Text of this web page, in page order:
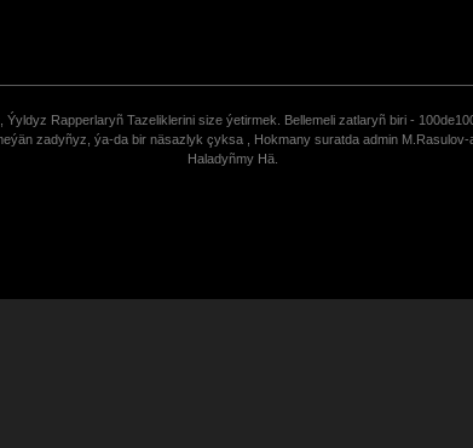
Rapperlaryñ Tazeliklerini size ýetirmek. Bellemeli zatlaryñ biri -
zadyñyz, ýa-da bir näsazlyk çyksa , Hokmany suratda admin
Haladyñmy Hä.